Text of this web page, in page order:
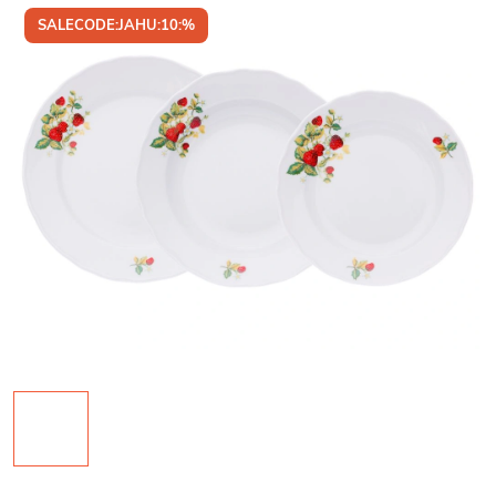
SALECODE:JAHU:10:%